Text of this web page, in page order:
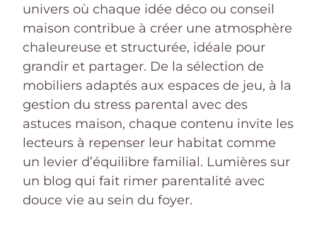
univers où chaque idée déco ou conseil
maison contribue à créer une atmosphère
chaleureuse et structurée, idéale pour
grandir et partager. De la sélection de
mobiliers adaptés aux espaces de jeu, à la
gestion du stress parental avec des
astuces maison, chaque contenu invite les
lecteurs à repenser leur habitat comme
un levier d’équilibre familial. Lumières sur
un blog qui fait rimer parentalité avec
douce vie au sein du foyer.